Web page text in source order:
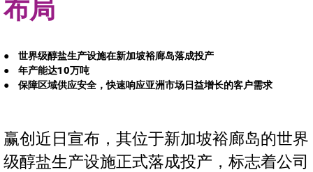
布局
世界级醇盐生产设施在新加坡裕廊岛落成投产
年产能达10万吨
保障区域供应安全，快速响应亚洲市场日益增长的客户需求
赢创近日宣布，其位于新加坡裕廊岛的世界
级醇盐生产设施正式落成投产，标志着公司